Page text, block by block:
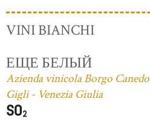
VINI BIANCHI
ЕЩЕ БЕЛЫЙ
Azienda vinicola Borgo Canedo
Gigli - Venezia Giulia